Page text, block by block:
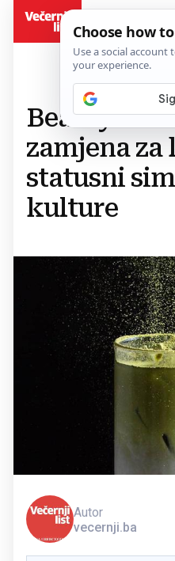
Beauty
zamjena za
statusni
kulture
Autor
vecernji.ba